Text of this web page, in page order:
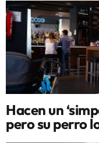
Hacen un
pero su perro